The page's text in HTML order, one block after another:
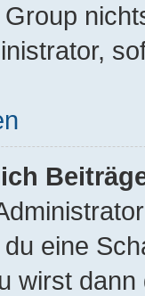
eine
wirst